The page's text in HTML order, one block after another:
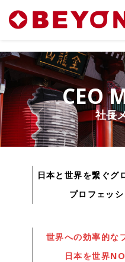
CEO
社長
日本と世界を繋ぐグ
プロフェッ
世界への効率的な
日本を世界